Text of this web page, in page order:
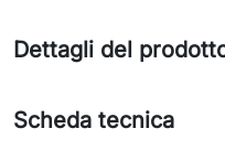
Dettagli del
Scheda tecnica